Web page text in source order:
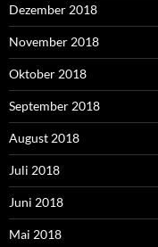
Dezember 2018
November 2018
Oktober 2018
September 2018
August 2018
Juli 2018
Juni 2018
Mai 2018